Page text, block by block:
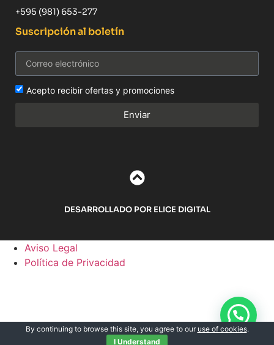
+595 (981) 653-277
Suscripción al boletín
Acepto recibir ofertas y promociones
Enviar
DESARROLLADO POR ELICE DIGITAL
By continuing to browse this site, you agree to our use of cookies.
I Understand
Aviso Legal
Política de Privacidad